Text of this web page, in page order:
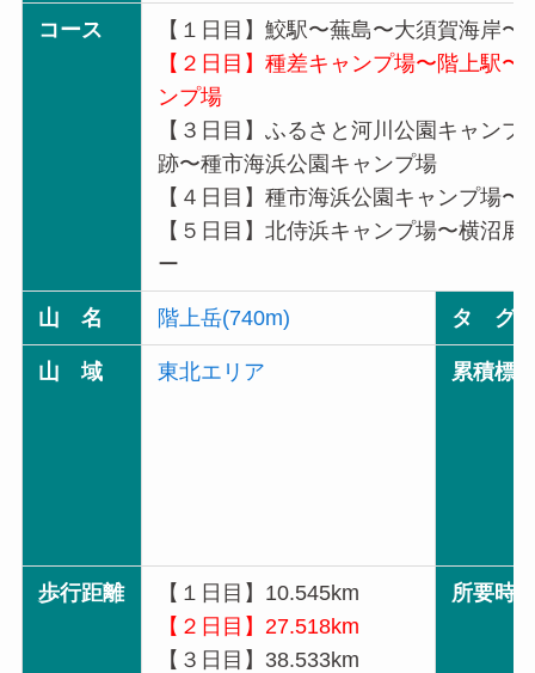
コース
【１日目】鮫駅〜蕪島〜大須賀海岸〜
【２日目】種差キャンプ場〜階上駅
ンプ場
【３日目】ふるさと河川公園キャン
跡〜種市海浜公園キャンプ場
【４日目】種市海浜公園キャンプ場
【５日目】北侍浜キャンプ場〜横沼
ー
山 名 階上岳(740m) タ グ
山 域 東北エリア 累積標
歩行距離
【１日目】10.545km
【２日目】27.518km
【３日目】38.533km
所要時